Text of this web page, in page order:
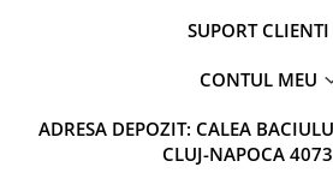
SUPORT CLIENTI
CONTUL MEU
ADRESA DEPOZIT: CALEA
CLUJ-NAPOCA